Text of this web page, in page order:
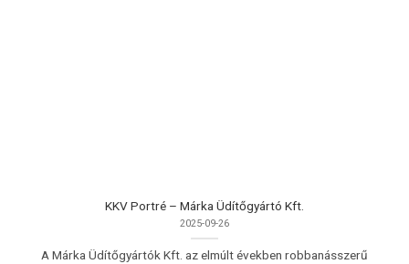
KKV Portré – Márka Üdítőgyártó Kft.
2025-09-26
A Márka Üdítőgyártók Kft. az elmúlt években robbanásszerű